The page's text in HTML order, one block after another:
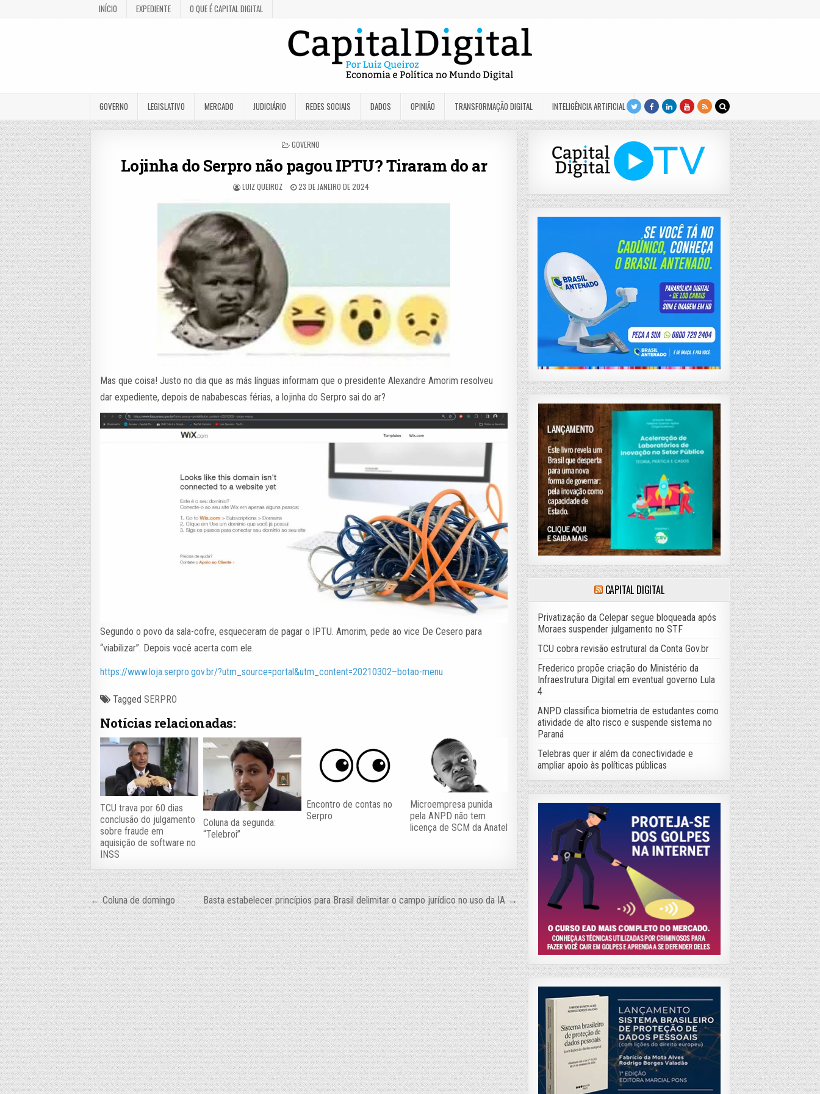
INÍCIO EXPEDIENTE O QUE É CAPITAL DIGITAL
GOVERNO LEGISLATIVO MERCADO JUDICIÁRIO REDES SOCIAIS DADOS OPINIÃO TRANSFORMAÇÃO DIGITAL INTELIGÊNCIA ARTIFICIAL
POSTED
GOVERNO
Lojinha do Serpro não pagou IPTU? Tiraram do ar
LUIZ QUEIROZ 23 DE JANEIRO DE 2024
Mas que coisa! Justo no dia que as más línguas informam que o presidente Alexandre Amorim resolveu
dar expediente, depois de nababescas férias, a lojinha do Serpro sai do ar?
Segundo o povo da sala-cofre, esqueceram de pagar o IPTU. Amorim, pede ao vice De Cesero para
“viabilizar”. Depois você acerta com ele.
https://www.loja.serpro.gov.br/?utm_source=portal&utm_content=20210302–botao-menu
TaggedSERPRO
Notícias relacionadas:
TCU trava por 60 dias
conclusão do julgamento
sobre fraude em
aquisição de software no
INSS
Coluna da segunda:
“Telebroi”
Encontro de contas no
Serpro
Microempresa punida
pela ANPD não tem
licença de SCM da Anatel
Navegação
de
Post
← Coluna de domingo Basta estabelecer princípios para Brasil delimitar o campo jurídico no uso da IA →
CAPITAL DIGITAL
Privatização da Celepar segue bloqueada após
Moraes suspender julgamento no STF
TCU cobra revisão estrutural da Conta Gov.br
Frederico propõe criação do Ministério da
Infraestrutura Digital em eventual governo Lula
4
ANPD classifica biometria de estudantes como
atividade de alto risco e suspende sistema no
Paraná
Telebras quer ir além da conectividade e
ampliar apoio às políticas públicas